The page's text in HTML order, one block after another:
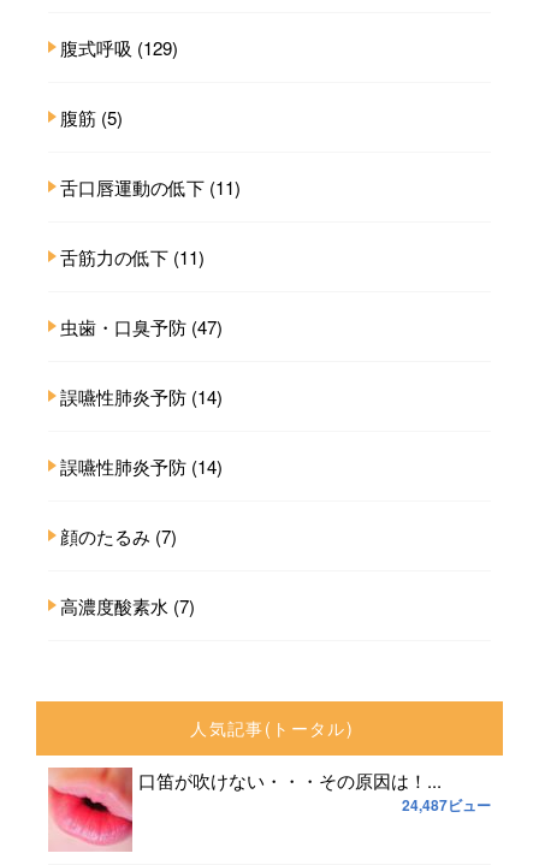
腹式呼吸 (129)
腹筋 (5)
舌口唇運動の低下 (11)
舌筋力の低下 (11)
虫歯・口臭予防 (47)
誤嚥性肺炎予防 (14)
誤嚥性肺炎予防 (14)
顔のたるみ (7)
高濃度酸素水 (7)
人気記事(トータル)
口笛が吹けない・・・その原因は！...
24,487ビュー